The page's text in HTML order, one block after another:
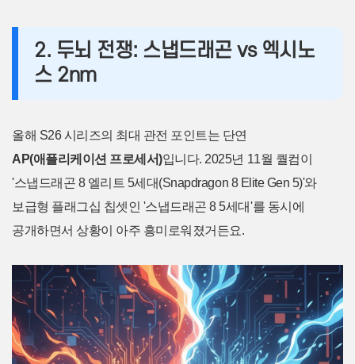
2. 두뇌 전쟁: 스냅드래곤 vs 엑시노
스 2nm
올해 S26 시리즈의 최대 관전 포인트는 단연
AP(애플리케이션 프로세서)입니다. 2025년 11월 퀄컴이
'스냅드래곤 8 엘리트 5세대(Snapdragon 8 Elite Gen 5)'와
보급형 플래그십 칩셋인 '스냅드래곤 8 5세대'를 동시에
공개하면서 상황이 아주 흥미로워졌거든요.